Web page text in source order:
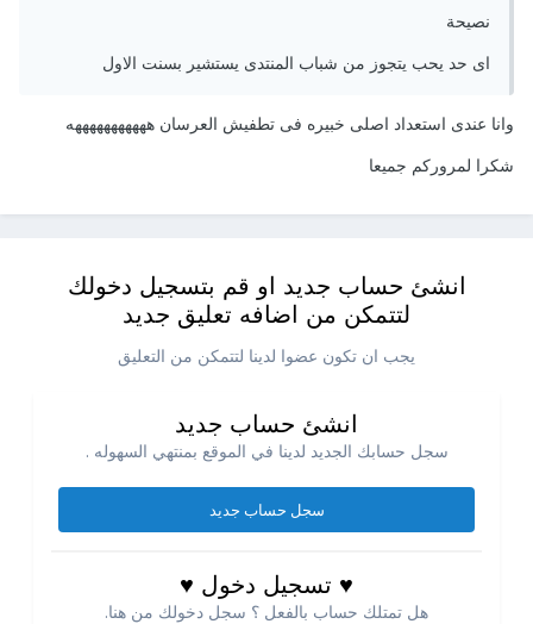
نصيحة
اى حد يحب يتجوز من شباب المنتدى يستشير بسنت الاول
وانا عندى استعداد اصلى خبيره فى تطفيش العرسان هههههههههههه
شكرا لمروركم جميعا
انشئ حساب جديد او قم بتسجيل دخولك
لتتمكن من اضافه تعليق جديد
يجب ان تكون عضوا لدينا لتتمكن من التعليق
انشئ حساب جديد
سجل حسابك الجديد لدينا في الموقع بمنتهي السهوله .
سجل حساب جديد
♥ تسجيل دخول ♥
هل تمتلك حساب بالفعل ؟ سجل دخولك من هنا.